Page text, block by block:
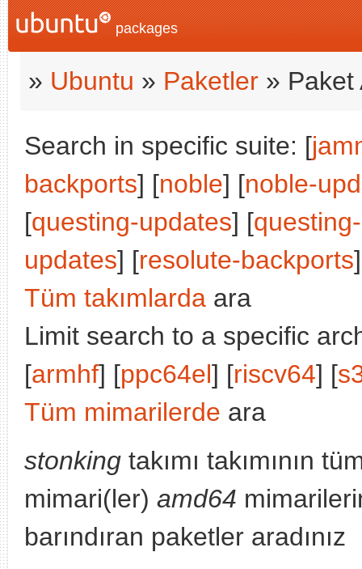
packages
» Ubuntu » Paketler » Paket
Search in specific suite: [
backports] [noble] [noble-
[questing-updates] [
updates] [resolute-backports
Tüm takımlarda ara
Limit search to a specific
[armhf] [ppc64el] [riscv64] [
Tüm mimarilerde ara
stonking takımı takımının
mimari(ler) amd64
barındıran paketler aradınız